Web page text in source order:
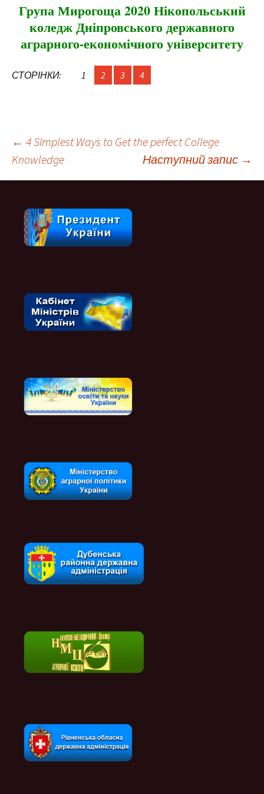
Група Мирогоща 2020 Нікопольський
коледж Дніпровського державного
аграрного-економічного університету
СТОРІНКИ: 1 2 3 4
Навігація
по
запису
← 4 Simplest Ways to Get the perfect College
Knowledge
Наступний запис →